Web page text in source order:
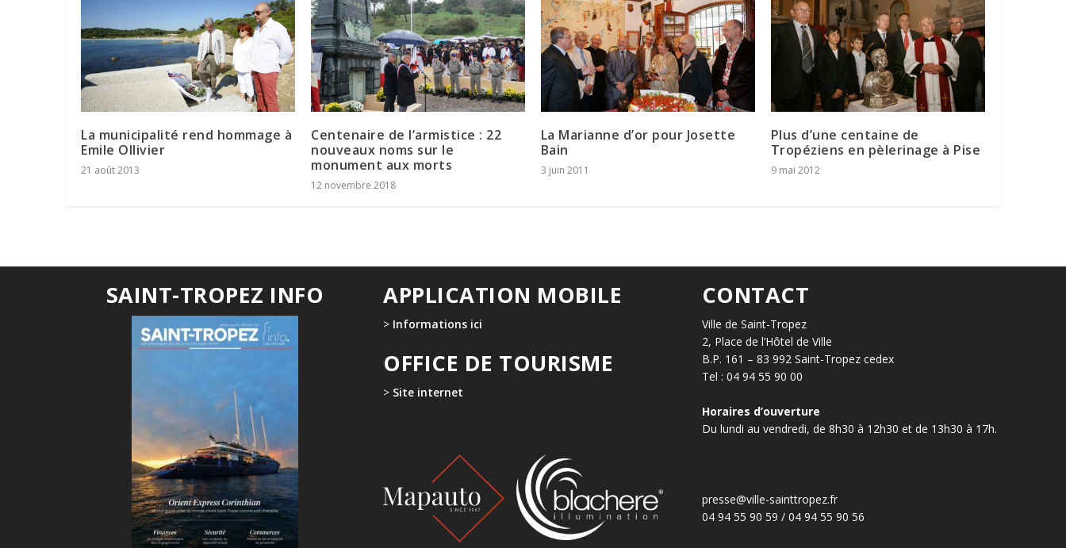
La municipalité rend hommage à
Emile Ollivier
21 août 2013
Centenaire de l’armistice : 22
nouveaux noms sur le
monument aux morts
12 novembre 2018
La Marianne d’or pour Josette
Bain
3 juin 2011
Plus d’une centaine de
Tropéziens en pèlerinage à Pise
9 mai 2012
SAINT-TROPEZ INFO APPLICATION MOBILE
> Informations ici
OFFICE DE TOURISME
> Site internet
CONTACT
Ville de Saint-Tropez
2, Place de l’Hôtel de Ville
B.P. 161 – 83 992 Saint-Tropez cedex
Tel : 04 94 55 90 00
Horaires d’ouverture
Du lundi au vendredi, de 8h30 à 12h30 et de 13h30 à 17h.
presse@ville-sainttropez.fr
04 94 55 90 59 / 04 94 55 90 56